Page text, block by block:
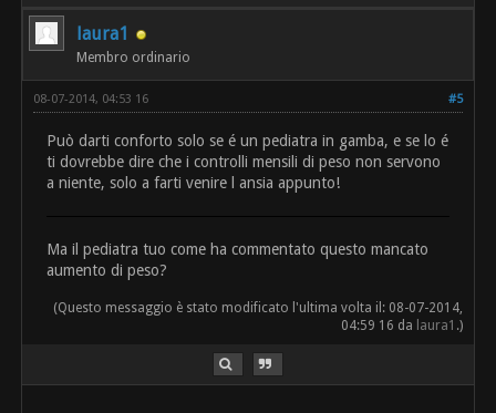
laura1
Membro ordinario
#5
08-07-2014, 04:53 16
Può darti conforto solo se é un pediatra in gamba, e se lo é
ti dovrebbe dire che i controlli mensili di peso non servono
a niente, solo a farti venire l ansia appunto!
Ma il pediatra tuo come ha commentato questo mancato
aumento di peso?
(Questo messaggio è stato modificato l'ultima volta il: 08-07-2014,
04:59 16 da laura1 .)